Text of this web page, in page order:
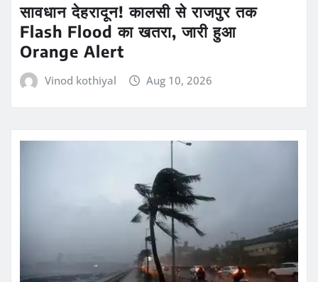
सावधान देहरादून! कालसी से राजपुर तक
Flash Flood का खतरा, जारी हुआ
Orange Alert
Vinod kothiyal Aug 10, 2026